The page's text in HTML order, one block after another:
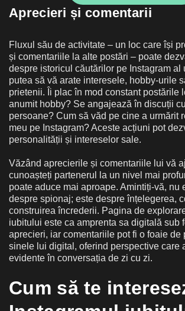
Aprecieri și comentarii
Fluxul său de activitate – un loc care își
și comentariile la alte postări – poate
despre istoricul căutărilor pe Instagram al
putea să vă arate interesele, hobby-urile
prietenii. Îi plac în mod constant postările
anumit hobby? Se angajează în discuții
persoane? Cum să văd pe cine a urmărit
meu pe Instagram? Aceste acțiuni pot
personalității și intereselor sale.
Văzând aprecierile și comentariile lui vă
cunoașteți partenerul la un nivel mai
poate aduce mai aproape. Amintiți-vă, nu
despre spionaj; este despre înțelegerea,
construirea încrederii. Pagina de
iubitului este ca amprenta sa digitală sub
aprecieri, iar comentariile pot fi o foaie de
sinele lui digital, oferind perspective care
evidente în conversația de zi cu zi.
Cum să te